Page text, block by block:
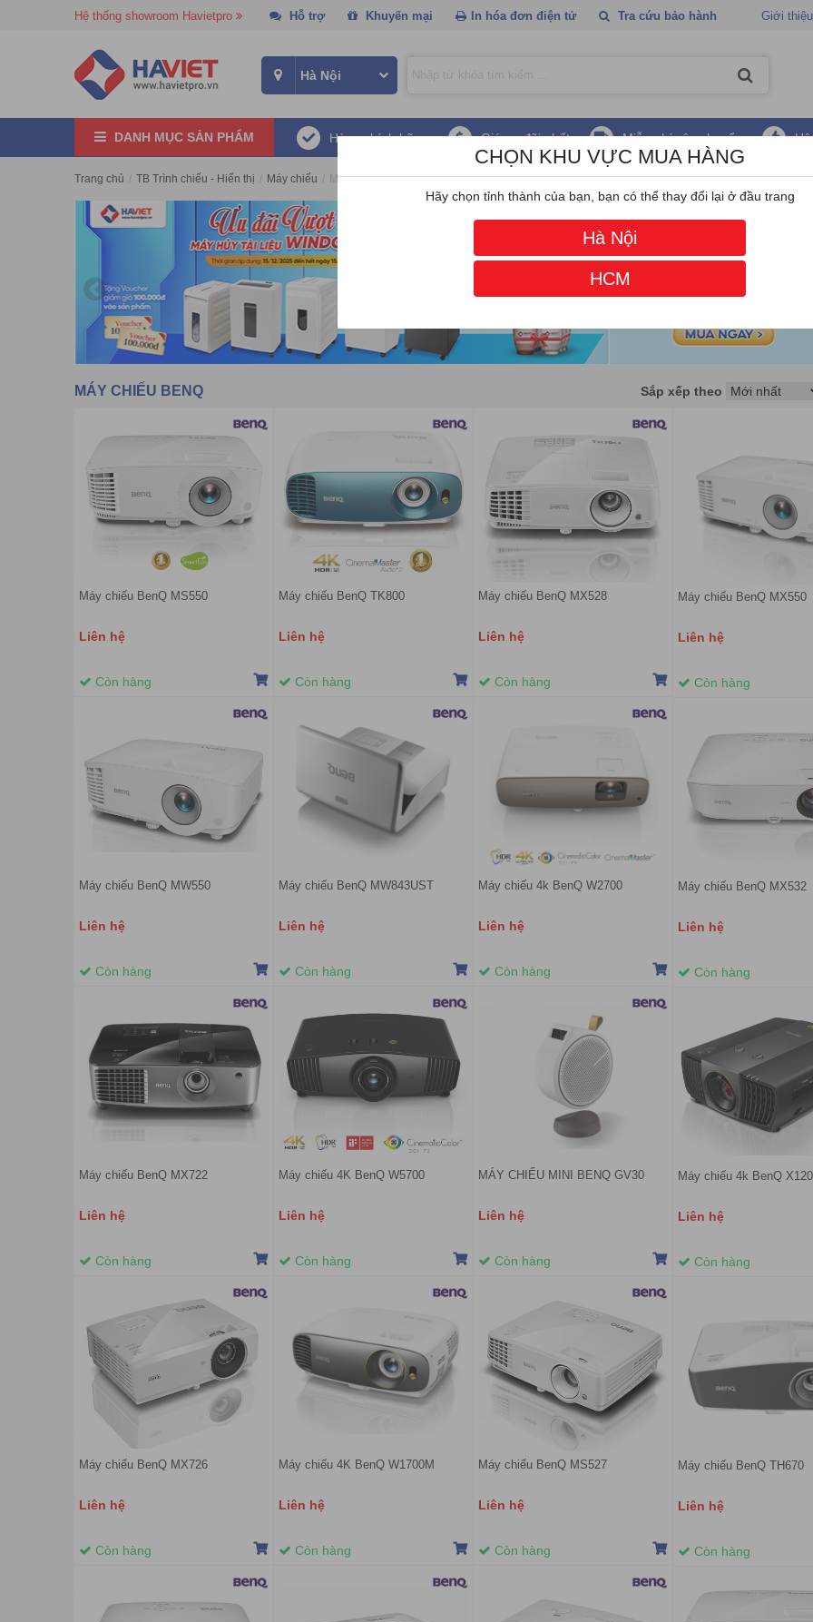
Hệ thống showroom Havietpro Hỗ trợ Khuyến mại In hóa đơn điện tử Tra cứu bảo hành Giới thiệu
DANH MỤC SẢN PHẨM Hàng chính hãng Giá ưu đãi nhất Miễn phí vận chuyển
Trang chủ / TB Trình chiếu - Hiển thị / Máy chiếu / Máy chiếu BenQ
MÁY CHIẾU BENQ Sắp xếp theo
Máy chiếu BenQ MS550
Liên hệ
Còn hàng
Máy chiếu BenQ TK800
Liên hệ
Còn hàng
Máy chiếu BenQ MX528
Liên hệ
Còn hàng
Máy chiếu BenQ MX550
Liên hệ
Còn hàng
Máy chiếu BenQ MW550
Liên hệ
Còn hàng
Máy chiếu BenQ MW843UST
Liên hệ
Còn hàng
Máy chiếu 4k BenQ W2700
Liên hệ
Còn hàng
Máy chiếu BenQ MX532
Liên hệ
Còn hàng
Máy chiếu BenQ MX722
Liên hệ
Còn hàng
Máy chiếu 4K BenQ W5700
Liên hệ
Còn hàng
MÁY CHIẾU MINI BENQ GV30
Liên hệ
Còn hàng
Máy chiếu 4k BenQ
Liên hệ
Còn hàng
Máy chiếu BenQ MX726
Liên hệ
Còn hàng
Máy chiếu 4K BenQ W1700M
Liên hệ
Còn hàng
Máy chiếu BenQ MS527
Liên hệ
Còn hàng
Máy chiếu BenQ TH670
Liên hệ
Còn hàng
CHỌN KHU VỰC MUA HÀNG
Hãy chọn tỉnh thành của bạn, bạn có thể thay đổi lại ở đầu trang
Hà Nội
HCM